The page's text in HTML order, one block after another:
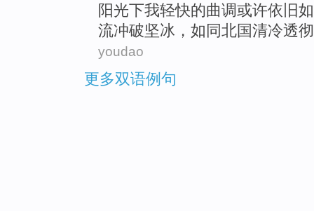
阳光下我轻快的曲调或许依旧如
流冲破坚冰，如同北国清冷透
youdao
更多双语例句